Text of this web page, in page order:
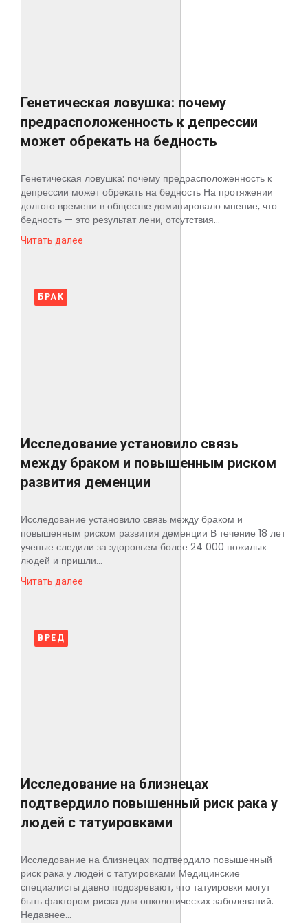
Генетическая ловушка: почему
предрасположенность к депрессии
может обрекать на бедность
Генетическая ловушка: почему предрасположенность к
депрессии может обрекать на бедность На протяжении
долгого времени в обществе доминировало мнение, что
бедность — это результат лени, отсутствия...
Читать далее
БРАК
Исследование установило связь
между браком и повышенным риском
развития деменции
Исследование установило связь между браком и
повышенным риском развития деменции В течение 18 лет
ученые следили за здоровьем более 24 000 пожилых
людей и пришли...
Читать далее
ВРЕД
Исследование на близнецах
подтвердило повышенный риск рака у
людей с татуировками
Исследование на близнецах подтвердило повышенный
риск рака у людей с татуировками Медицинские
специалисты давно подозревают, что татуировки могут
быть фактором риска для онкологических заболеваний.
Недавнее...